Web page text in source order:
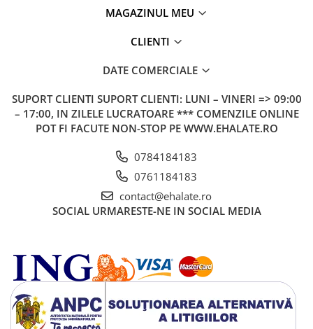
MAGAZINUL MEU
CLIENTI
DATE COMERCIALE
SUPORT CLIENTI SUPORT CLIENTI: LUNI – VINERI => 09:00
– 17:00, IN ZILELE LUCRATOARE *** COMENZILE ONLINE
POT FI FACUTE NON-STOP PE WWW.EHALATE.RO
0784184183
0761184183
contact@ehalate.ro
SOCIAL URMARESTE-NE IN SOCIAL MEDIA